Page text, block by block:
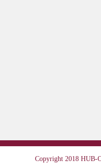
Copyright 2018 HUB-